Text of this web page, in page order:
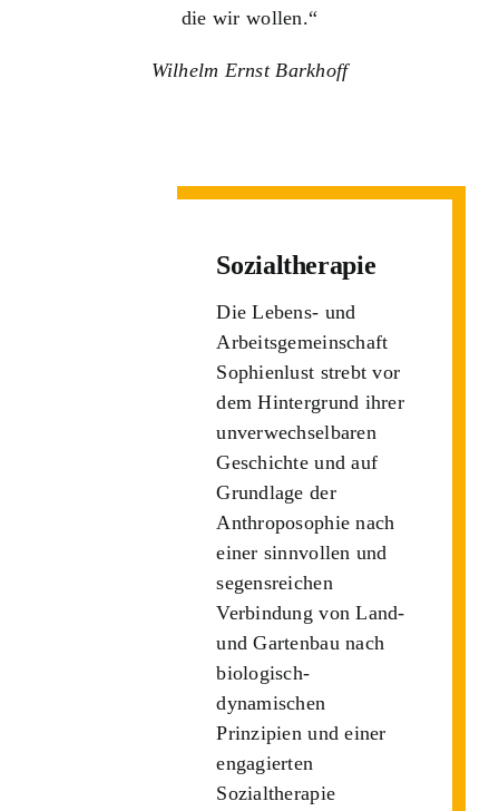
die wir wollen.“
Wilhelm Ernst Barkhoff
Sozialtherapie
Die Lebens- und
Arbeitsgemeinschaft
Sophienlust strebt vor
dem Hintergrund ihrer
unverwechselbaren
Geschichte und auf
Grundlage der
Anthroposophie nach
einer sinnvollen und
segensreichen
Verbindung von Land-
und Gartenbau nach
biologisch-
dynamischen
Prinzipien und einer
engagierten
Sozialtherapie